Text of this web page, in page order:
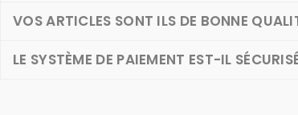
VOS ARTICLES SONT ILS DE BONNE
LE SYSTÈME DE PAIEMENT EST-IL